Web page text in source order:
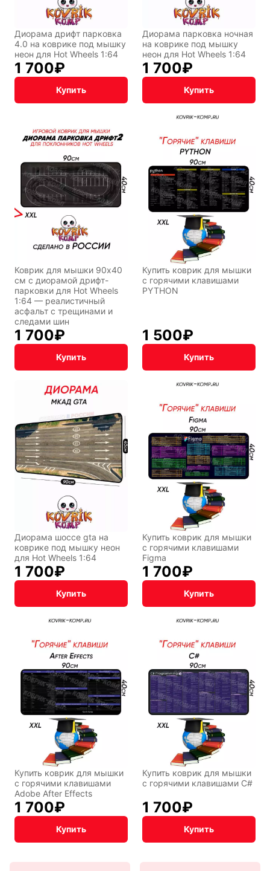
Диорама дрифт парковка
4.0 на коврике под мышку
неон для Hot Wheels 1:64
1 700₽
Купить
Диорама парковка ночная
на коврике под мышку
неон для Hot Wheels 1:64
1 700₽
Купить
Коврик для мышки 90x40
см с диорамой дрифт-
парковки для Hot Wheels
1:64 — реалистичный
асфальт с трещинами и
следами шин
1 700₽
Купить
Купить коврик для мышки
с горячими клавишами
PYTHON
1 500₽
Купить
Диорама шоссе gta на
коврике под мышку неон
для Hot Wheels 1:64
1 700₽
Купить
Купить коврик для мышки
с горячими клавишами
Figma
1 700₽
Купить
Купить коврик для мышки
с горячими клавишами
Adobe After Effects
1 700₽
Купить
Купить коврик для мышки
с горячими клавишами C#
1 700₽
Купить